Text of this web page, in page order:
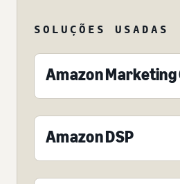
SOLUÇÕES USADAS
Amazon Marketing
Amazon DSP